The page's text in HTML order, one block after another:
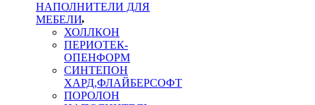
НАПОЛНИТЕЛИ ДЛЯ
МЕБЕЛИ
ХОЛЛКОН
ПЕРИОТЕК-
ОПЕНФОРМ
СИНТЕПОН
ХАРД,ФЛАЙБЕРСОФТ
ПОРОЛОН